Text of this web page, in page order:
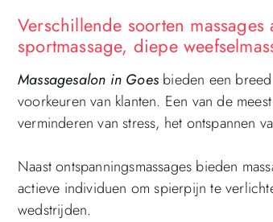
Verschillende soorten
sportmassage, diepe
Massagesalon in Goes bieden een
voorkeuren van klanten. Een van de
verminderen van stress, het ontspannen
Naast ontspanningsmassages bieden
actieve individuen om spierpijn te
wedstrijden.